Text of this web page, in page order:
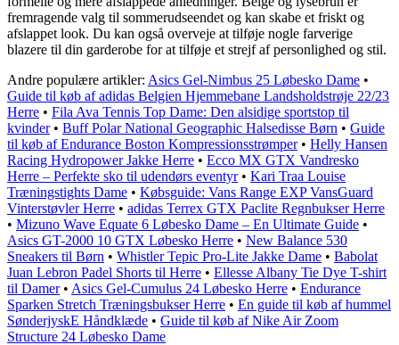
fremragende valg til sommerudseendet og kan skabe et friskt og
afslappet look. Du kan også overveje at tilføje nogle farverige
blazere til din garderobe for at tilføje et strejf af personlighed og stil.
Andre populære artikler: Asics Gel-Nimbus 25 Løbesko Dame •
Guide til køb af adidas Belgien Hjemmebane Landsholdstrøje 22/23
Herre • Fila Ava Tennis Top Dame: Den alsidige sportstop til
kvinder• Buff Polar National Geographic Halsedisse Børn • Guide
til køb af Endurance Boston Kompressionsstrømper• Helly Hansen
Racing Hydropower Jakke Herre • Ecco MX GTX Vandresko
Herre – Perfekte sko til udendørs eventyr• Kari Traa Louise
Træningstights Dame • Købsguide: Vans Range EXP VansGuard
Vinterstøvler Herre • adidas Terrex GTX Paclite Regnbukser Herre
• Mizuno Wave Equate 6 Løbesko Dame – En Ultimate Guide •
Asics GT-2000 10 GTX Løbesko Herre • New Balance 530
Sneakers til Børn • Whistler Tepic Pro-Lite Jakke Dame • Babolat
Juan Lebron Padel Shorts til Herre • Ellesse Albany Tie Dye T-shirt
til Damer• Asics Gel-Cumulus 24 Løbesko Herre • Endurance
Sparken Stretch Træningsbukser Herre • En guide til køb af hummel
SønderjyskE Håndklæde • Guide til køb af Nike Air Zoom
Structure 24 Løbesko Dame